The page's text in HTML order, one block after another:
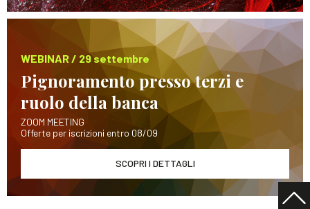
WEBINAR / 29 settembre
Pignoramento presso terzi e
ruolo della banca
ZOOM MEETING
Offerte per iscrizioni entro 08/09
SCOPRI I DETTAGLI